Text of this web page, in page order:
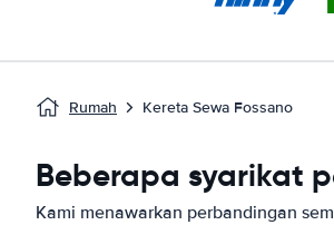
Rumah Kereta Sewa Fossano
Beberapa syarikat
Kami menawarkan perbandingan